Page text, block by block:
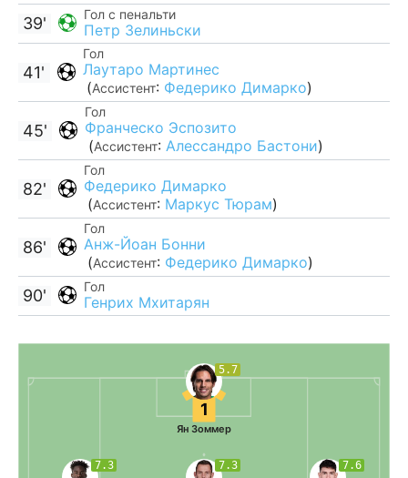
Гол с пенальти
Петр Зелиньски
39'
Гол
Лаутаро Мартинес
(Ассистент: Федерико Димарко)
41'
Гол
Франческо Эспозито
(Ассистент: Алессандро Бастони)
45'
Гол
Федерико Димарко
(Ассистент: Маркус Тюрам)
82'
Гол
Анж-Йоан Бонни
(Ассистент: Федерико Димарко)
86'
Гол
Генрих Мхитарян
90'
5.7
1
Ян Зоммер
7.6
7.3
7.3